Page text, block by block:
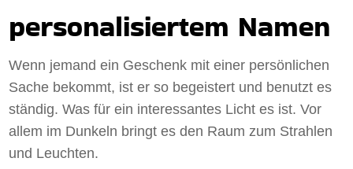
personalisiertem Namen
Wenn jemand ein Geschenk mit einer persönlichen
Sache bekommt, ist er so begeistert und benutzt es
ständig. Was für ein interessantes Licht es ist. Vor
allem im Dunkeln bringt es den Raum zum Strahlen
und Leuchten.